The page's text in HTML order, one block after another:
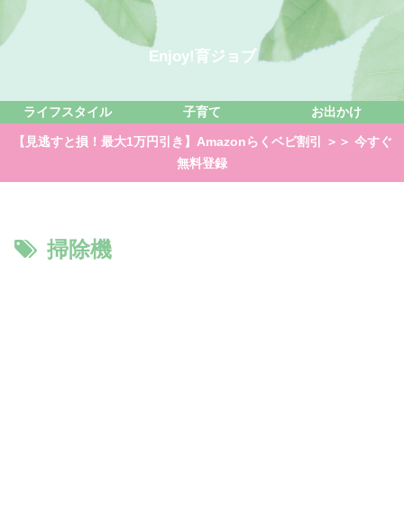
Enjoy!育ジョブ
ライフスタイル 子育て お出かけ
【見逃すと損！最大1万円引き】Amazonらくベビ割引 ＞＞ 今すぐ
無料登録
掃除機